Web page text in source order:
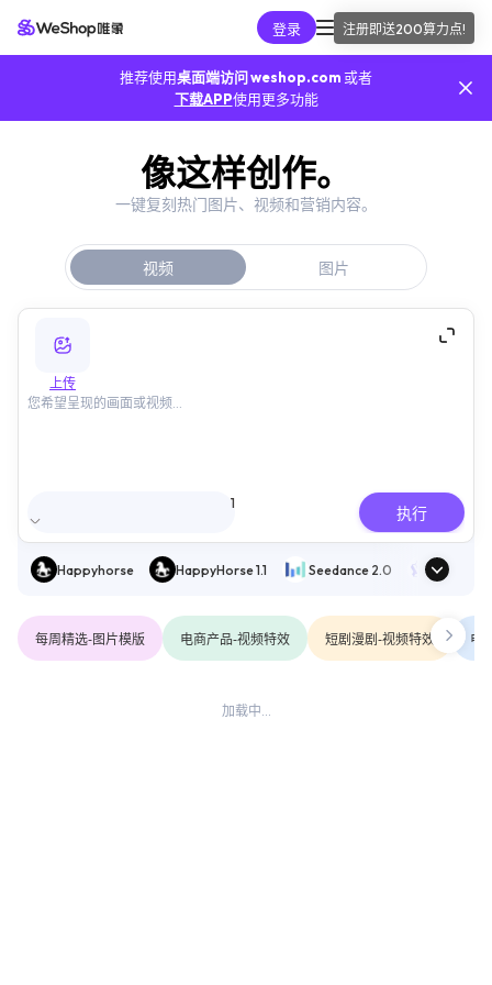
登录 注册即送200算力点!
AI工具
联系我们 登录
推荐使用桌面端访问 weshop.com或者
下载APP使用更多功能
像这样创作。
一键复刻热门图片、视频和营销内容。
视频 图片
上传
您希望呈现的画面或视频...
1
执行
Happyhorse HappyHorse 1.1 Seedance 2.0 Wan AI
每周精选-图片模版 电商产品-视频特效 短剧漫剧-视频特效 电
加载中...